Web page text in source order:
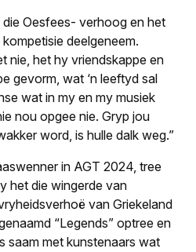
Oesfees- verhoog en het
deelgeneem.
nie, het hy vriendskappe en
gevorm, wat ‘n leeftyd sal
wat in my en my musiek
nou opgee nie. Gryp jou
word, is hulle dalk weg.”
in AGT 2024, tree
het die wingerde van
van Griekeland
“Legends” optree en
saam met kunstenaars wat